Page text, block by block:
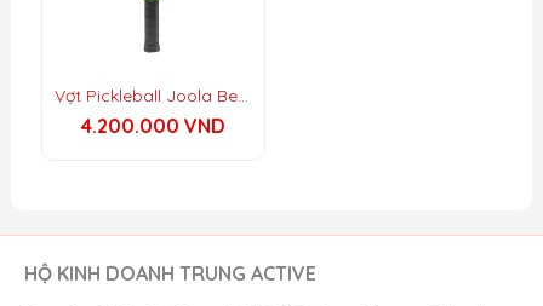
Chiều dài cán vợt:
Chu vi cán vợt:
Vợt Pickleball Joola Ben Johns Hyperion 3S 14mm
4.200.000 VND
HỘ KINH DOANH TRUNG ACTIVE